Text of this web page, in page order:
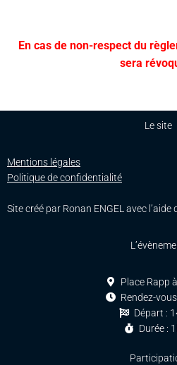
En cas de non-respect du
sera
Le site
Mentions légales
Politique de confidentialité
Site créé par Ronan ENGEL avec l’aide
Place Rapp
Rendez-
Départ :
Durée :